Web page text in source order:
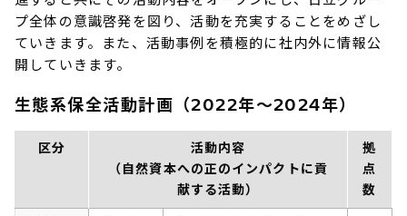
プ全体の意識啓発を図り、活動を充実することをめざし
ていきます。また、活動事例を積極的に社内外に情報公
開していきます。
生態系保全活動計画（2022年～2024年）
区分
活動内容
（自然資本への正のインパクトに貢
献する活動）
拠
点
数